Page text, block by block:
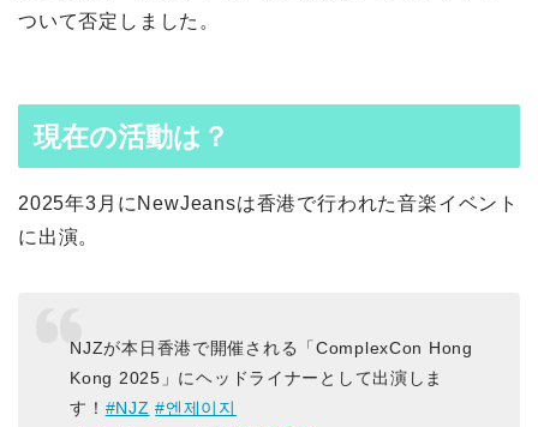
ついて否定しました。
現在の活動は？
2025年3月にNewJeansは香港で行われた音楽イベント
に出演。
NJZが本日香港で開催される「ComplexCon Hong
Kong 2025」にヘッドライナーとして出演しま
す！ #NJZ #엔제이지